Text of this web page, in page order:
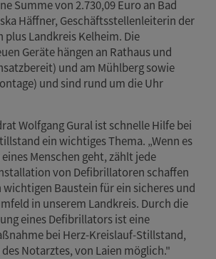
Summe von 2.730,09 Euro an Bad
Häffner, Geschäftsstellenleiterin der
plus Landkreis Kelheim. Die
Geräte hängen an Rathaus und
und am Mühlberg sowie
und sind rund um die Uhr
Wolfgang Gural ist schnelle Hilfe bei
ein wichtiges Thema. „Wenn es
Menschen geht, zählt jede
von Defibrillatoren schaffen
Baustein für ein sicheres und
in unserem Landkreis. Durch die
eines Defibrillators ist eine
bei Herz-Kreislauf-Stillstand,
Notarztes, von Laien möglich."